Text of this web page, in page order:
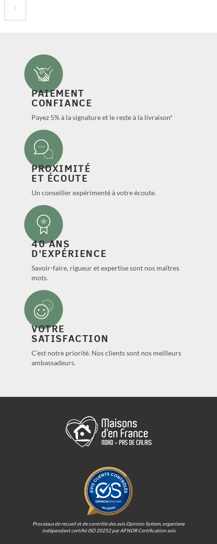
›
PAIEMENT
CONFIANCE
Payez 5% à la signature et le reste à la livraison*
PROXIMITÉ
ET ÉCOUTE
Un conseiller expérimenté à votre écoute.
40 ANS
D'EXPÉRIENCE
Savoir-faire, rigueur et expertise sont nos maîtres
mots.
VOTRE
SATISFACTION
C'est notre priorité. Nos clients sont nos meilleurs
ambassadeurs.
Processus de recueil et de contrôle des avis Opinion System, organisme
indépendant certifié ISO 20252 par AFNOR Certification avis